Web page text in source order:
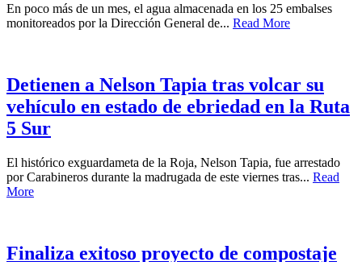
En poco más de un mes, el agua almacenada en los 25 embalses
monitoreados por la Dirección General de... Read More
Detienen a Nelson Tapia tras volcar su
vehículo en estado de ebriedad en la Ruta
5 Sur
El histórico exguardameta de la Roja, Nelson Tapia, fue arrestado
por Carabineros durante la madrugada de este viernes tras... Read
More
Finaliza exitoso proyecto de compostaje